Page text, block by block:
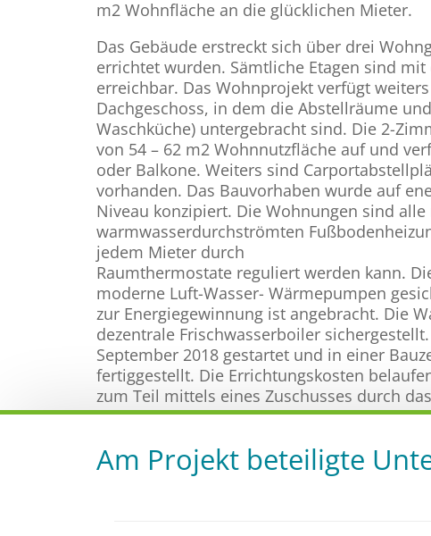
m2 Wohnfläche an die glücklichen Mieter.
Das Gebäude erstreckt sich über drei
errichtet wurden. Sämtliche Etagen sind
erreichbar. Das Wohnprojekt verfügt
Dachgeschoss, in dem die Abstellräume
Waschküche) untergebracht sind. Die 2-
von 54 – 62 m2 Wohnnutzfläche auf und
oder Balkone. Weiters sind
vorhanden. Das Bauvorhaben wurde auf
Niveau konzipiert. Die Wohnungen sind
warmwasserdurchströmten
jedem Mieter durch
Raumthermostate reguliert werden kann.
moderne Luft-Wasser- Wärmepumpen
zur Energiegewinnung ist angebracht. Die
dezentrale Frischwasserboiler
September 2018 gestartet und in einer
fertiggestellt. Die Errichtungskosten
zum Teil mittels eines Zuschusses durch
Am Projekt beteiligte